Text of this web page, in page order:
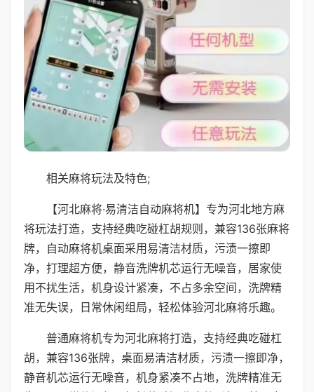
相关麻将玩法及特色;
【河北麻将·易清洁自动麻将机】专为河北地方麻
将玩法打造，支持经典吃碰杠胡规则，兼容136张麻将
牌，自动麻将机桌面采用易清洁材质，污渍一擦即
净，打理超方便，静音洗牌机芯运行无噪音，居家使
用不扰生活，机身设计紧凑，不占多余空间，洗牌精
准无失误，日常休闲组局，轻松体验河北麻将乐趣。
普通麻将机专为河北麻将打造，支持经典吃碰杠
胡，兼容136张牌，桌面易清洁材质，污渍一擦即净，
静音机芯运行无噪音，机身紧凑不占地，洗牌精准无